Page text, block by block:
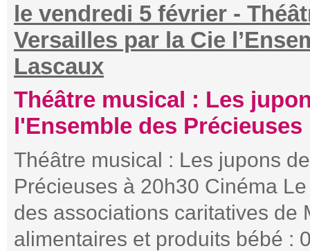
le vendredi 5 février -
Versailles par la Cie
Lascaux
Théâtre musical : Les
l'Ensemble des Précieuses
Théâtre musical : Les jupons
Précieuses à 20h30 Cinéma
des associations caritatives de
alimentaires et produits bébé :